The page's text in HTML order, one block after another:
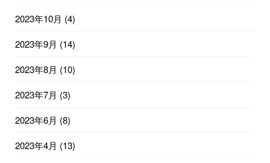
2023年10月 (4)
2023年9月 (14)
2023年8月 (10)
2023年7月 (3)
2023年6月 (8)
2023年4月 (13)